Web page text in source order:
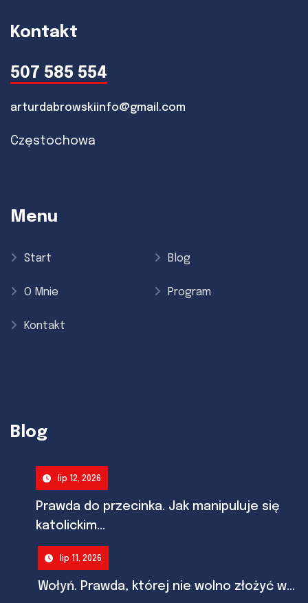
Kontakt
507 585 554
arturdabrowskiinfo@gmail.com
Częstochowa
Menu
Start Blog
O Mnie Program
Kontakt
Blog
lip 12, 2026
Prawda do przecinka. Jak manipuluje się
katolickim...
lip 11, 2026
Wołyń. Prawda, której nie wolno złożyć w...